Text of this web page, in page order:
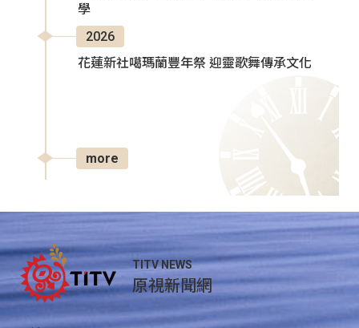
學
2026
花蓮新社噶瑪蘭豐年祭 迎靈歌舞傳承文化
more
TITV NEWS
原視新聞網